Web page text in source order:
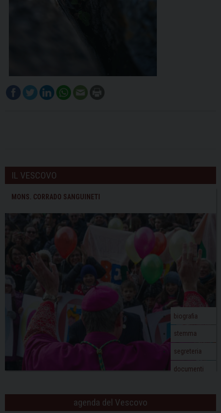
IL VESCOVO
MONS. CORRADO SANGUINETI
biografia
stemma
segreteria
documenti
agenda del Vescovo